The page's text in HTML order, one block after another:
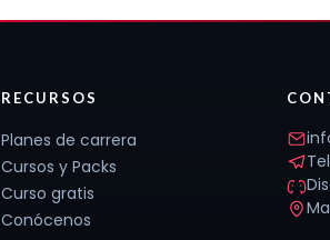
RECURSOS
Planes de carrera
Cursos y Packs
Curso gratis
Conócenos